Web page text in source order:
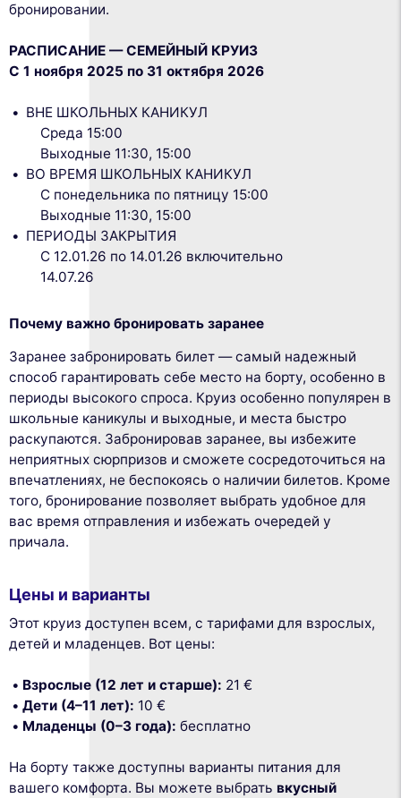
бронировании.
РАСПИСАНИЕ — СЕМЕЙНЫЙ КРУИЗ
С 1 ноября 2025 по 31 октября 2026
ВНЕ ШКОЛЬНЫХ КАНИКУЛ
Среда 15:00
Выходные 11:30, 15:00
ВО ВРЕМЯ ШКОЛЬНЫХ КАНИКУЛ
С понедельника по пятницу 15:00
Выходные 11:30, 15:00
ПЕРИОДЫ ЗАКРЫТИЯ
С 12.01.26 по 14.01.26 включительно
14.07.26
Почему важно бронировать заранее
Заранее забронировать билет — самый надежный
способ гарантировать себе место на борту, особенно в
периоды высокого спроса. Круиз особенно популярен в
школьные каникулы и выходные, и места быстро
раскупаются. Забронировав заранее, вы избежите
неприятных сюрпризов и сможете сосредоточиться на
впечатлениях, не беспокоясь о наличии билетов. Кроме
того, бронирование позволяет выбрать удобное для
вас время отправления и избежать очередей у
причала.
Цены и варианты
Этот круиз доступен всем, с тарифами для взрослых,
детей и младенцев. Вот цены:
Взрослые (12 лет и старше): 21 €
Дети (4–11 лет): 10 €
Младенцы (0–3 года): бесплатно
На борту также доступны варианты питания для
вашего комфорта. Вы можете выбрать вкусный